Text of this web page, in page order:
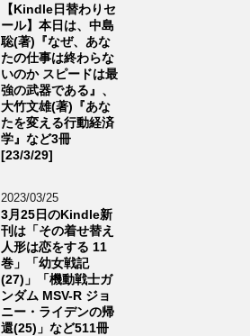
【Kindle日替わりセ
ール】本日は、中島
聡(著)『なぜ、あな
たの仕事は終わらな
いのか スピードは最
強の武器である』、
大竹文雄(著)『あな
たを変える行動経済
学』など3冊
[23/3/29]
2023/03/25
3月25日のKindle新
刊は「その着せ替え
人形は恋をする 11
巻」「幼女戦記
(27)」「機動戦士ガ
ンダム MSV-R ジョ
ニー・ライデンの帰
還(25)」など511冊